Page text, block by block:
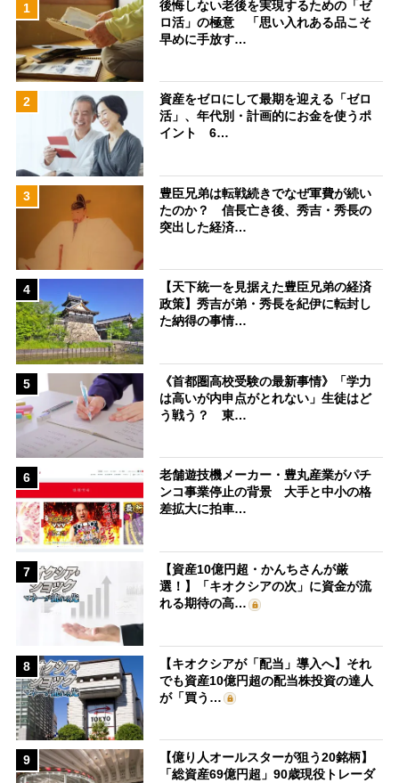
1
後悔しない老後を実現するための「ゼ
ロ活」の極意 「思い入れある品こそ
早めに手放す…
2
資産をゼロにして最期を迎える「ゼロ
活」、年代別・計画的にお金を使うポ
イント 6…
3
豊臣兄弟は転戦続きでなぜ軍費が続い
たのか？ 信長亡き後、秀吉・秀長の
突出した経済…
4
【天下統一を見据えた豊臣兄弟の経済
政策】秀吉が弟・秀長を紀伊に転封し
た納得の事情…
5
《首都圏高校受験の最新事情》「学力
は高いが内申点がとれない」生徒はど
う戦う？ 東…
6
老舗遊技機メーカー・豊丸産業がパチ
ンコ事業停止の背景 大手と中小の格
差拡大に拍車…
7
【資産10億円超・かんちさんが厳
選！】「キオクシアの次」に資金が流
れる期待の高…
8
【キオクシアが「配当」導入へ】それ
でも資産10億円超の配当株投資の達人
が「買う…
9
【億り人オールスターが狙う20銘柄】
「総資産69億円超」90歳現役トレーダ